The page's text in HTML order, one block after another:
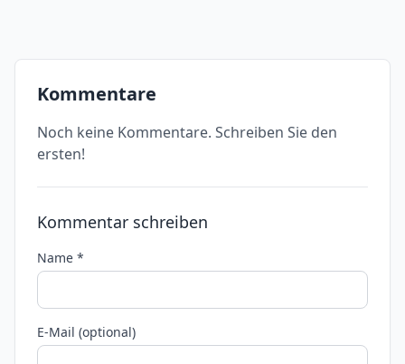
Kommentare
Noch keine Kommentare. Schreiben Sie den
ersten!
Kommentar schreiben
Name *
E-Mail (optional)